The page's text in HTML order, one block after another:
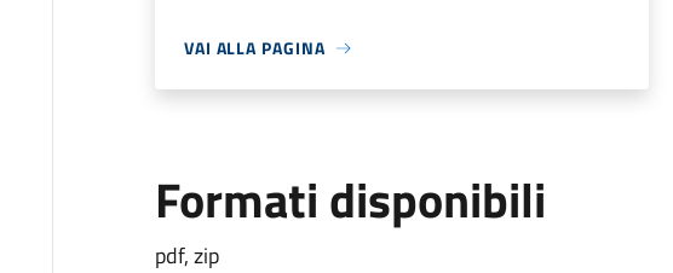
VAI ALLA PAGINA
Formati disponibili
pdf, zip